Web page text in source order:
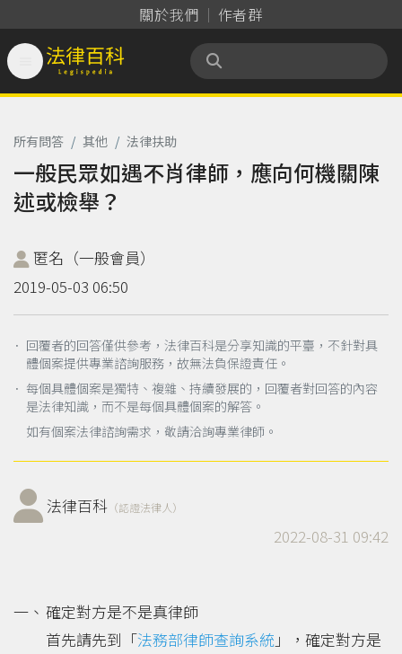
關於我們 作者群
法律百科 Legispedia
所有問答 / 其他 / 法律扶助
一般民眾如遇不肖律師，應向何機關陳
述或檢舉？
匿名（一般會員）
2019-05-03 06:50
． 回覆者的回答僅供參考，法律百科是分享知識的平臺，不針對具
體個案提供專業諮詢服務，故無法負保證責任。
． 每個具體個案是獨特、複雜、持續發展的，回覆者對回答的內容
是法律知識，而不是每個具體個案的解答。
如有個案法律諮詢需求，敬請洽詢專業律師。
法律百科 （認證法律人）
2022-08-31 09:42
確定對方是不是真律師
首先請先到「法務部律師查詢系統 」，確定對方是